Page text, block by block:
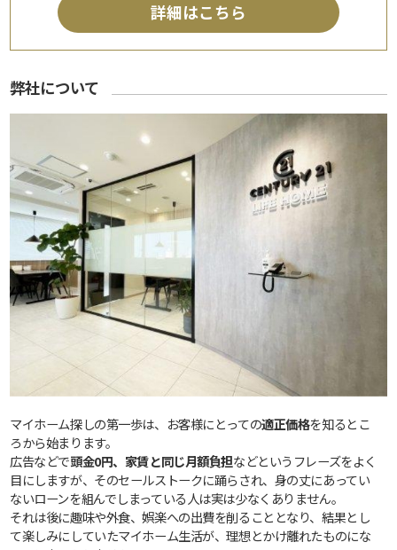
詳細はこちら
弊社について
マイホーム探しの第一歩は、お客様にとっての適正価格を知るとこ
ろから始まります。
広告などで頭金0円、家賃と同じ月額負担などというフレーズをよく
目にしますが、そのセールストークに踊らされ、身の丈にあってい
ないローンを組んでしまっている人は実は少なくありません。
それは後に趣味や外食、娯楽への出費を削ることとなり、結果とし
て楽しみにしていたマイホーム生活が、理想とかけ離れたものにな